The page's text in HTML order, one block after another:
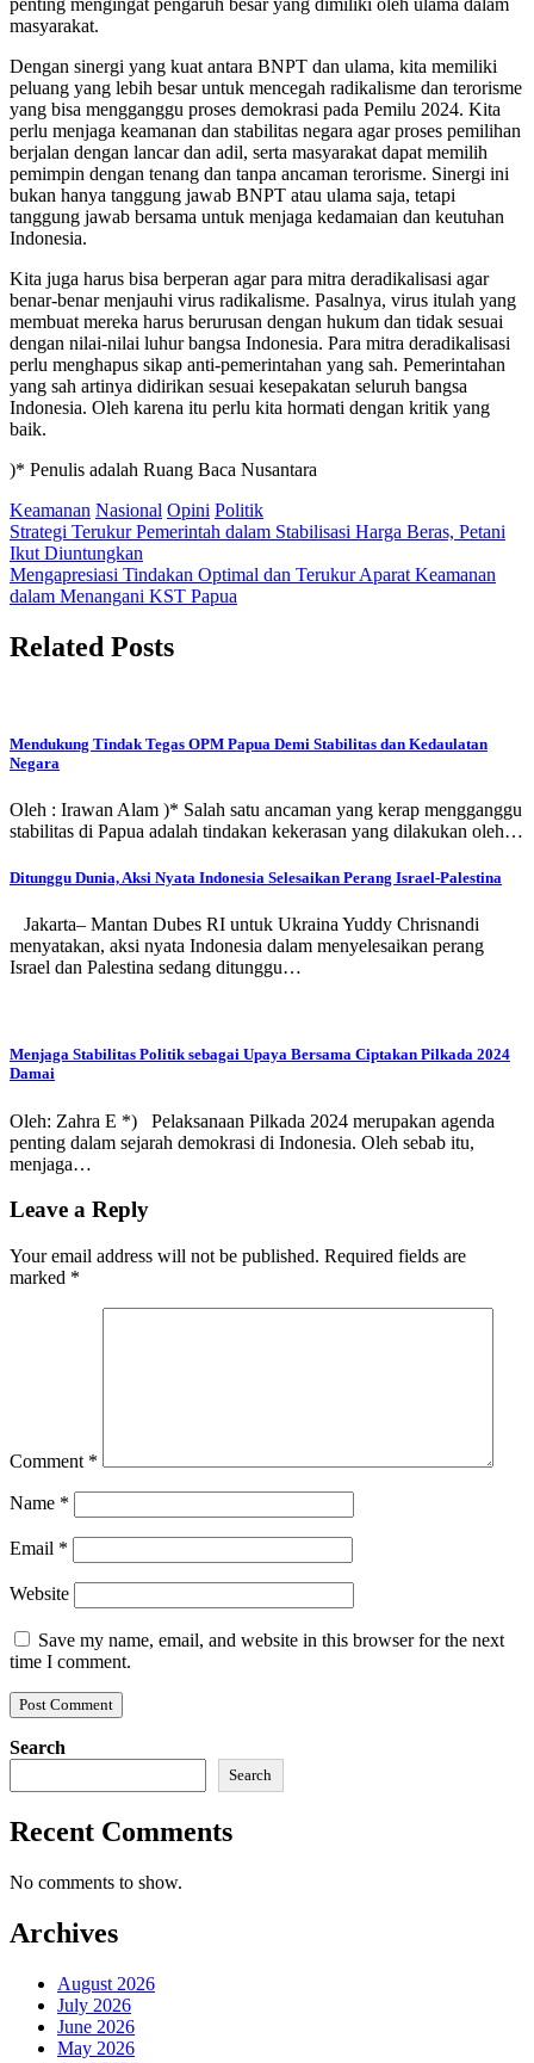
masyarakat.
Dengan sinergi yang kuat antara BNPT dan ulama, kita memiliki
peluang yang lebih besar untuk mencegah radikalisme dan terorisme
yang bisa mengganggu proses demokrasi pada Pemilu 2024. Kita
perlu menjaga keamanan dan stabilitas negara agar proses pemilihan
berjalan dengan lancar dan adil, serta masyarakat dapat memilih
pemimpin dengan tenang dan tanpa ancaman terorisme. Sinergi ini
bukan hanya tanggung jawab BNPT atau ulama saja, tetapi
tanggung jawab bersama untuk menjaga kedamaian dan keutuhan
Indonesia.
Kita juga harus bisa berperan agar para mitra deradikalisasi agar
benar-benar menjauhi virus radikalisme. Pasalnya, virus itulah yang
membuat mereka harus berurusan dengan hukum dan tidak sesuai
dengan nilai-nilai luhur bangsa Indonesia. Para mitra deradikalisasi
perlu menghapus sikap anti-pemerintahan yang sah. Pemerintahan
yang sah artinya didirikan sesuai kesepakatan seluruh bangsa
Indonesia. Oleh karena itu perlu kita hormati dengan kritik yang
baik.
)* Penulis adalah Ruang Baca Nusantara
Keamanan Nasional Opini Politik
Post
navigation
Strategi Terukur Pemerintah dalam Stabilisasi Harga Beras, Petani
Ikut Diuntungkan
Mengapresiasi Tindakan Optimal dan Terukur Aparat Keamanan
dalam Menangani KST Papua
Related Posts
Mendukung Tindak Tegas OPM Papua Demi Stabilitas dan Kedaulatan
Negara
Oleh : Irawan Alam )* Salah satu ancaman yang kerap mengganggu
stabilitas di Papua adalah tindakan kekerasan yang dilakukan oleh…
Ditunggu Dunia, Aksi Nyata Indonesia Selesaikan Perang Israel-Palestina
Jakarta– Mantan Dubes RI untuk Ukraina Yuddy Chrisnandi
menyatakan, aksi nyata Indonesia dalam menyelesaikan perang
Israel dan Palestina sedang ditunggu…
Menjaga Stabilitas Politik sebagai Upaya Bersama Ciptakan Pilkada 2024
Damai
Oleh: Zahra E *) Pelaksanaan Pilkada 2024 merupakan agenda
penting dalam sejarah demokrasi di Indonesia. Oleh sebab itu,
menjaga…
Leave a Reply
Your email address will not be published. Required fields are
marked *
Comment *
Name *
Email *
Website
Save my name, email, and website in this browser for the next
time I comment.
Search
Search
Recent Comments
No comments to show.
Archives
August 2026
July 2026
June 2026
May 2026